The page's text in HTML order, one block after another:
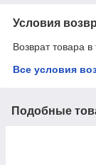
Условия
Возврат товара
Все условия
Подобные